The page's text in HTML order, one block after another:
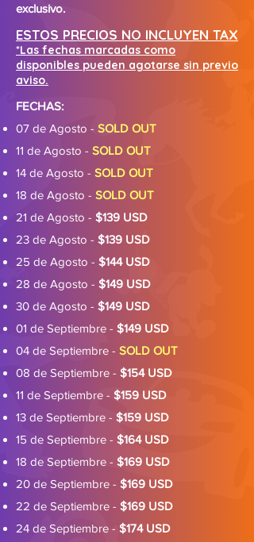
exclusivo.
ESTOS PRECIOS NO INCLUYEN TAX
*Las fechas marcadas como
disponibles pueden agotarse sin previo
aviso.
FECHAS:
07 de Agosto - SOLD OUT
11 de Agosto - SOLD OUT
14 de Agosto - SOLD OUT
18 de Agosto - SOLD OUT
21 de Agosto - $139 USD
23 de Agosto - $139 USD
25 de Agosto - $144 USD
28 de Agosto - $149 USD
30 de Agosto - $149 USD
01 de Septiembre - $149 USD
04 de Septiembre - SOLD OUT
08 de Septiembre - $154 USD
11 de Septiembre - $159 USD
13 de Septiembre - $159 USD
15 de Septiembre - $164 USD
18 de Septiembre - $169 USD
20 de Septiembre - $169 USD
22 de Septiembre - $169 USD
24 de Septiembre - $174 USD